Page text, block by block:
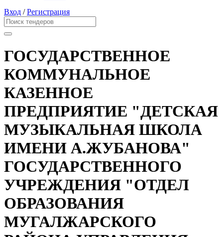
Вход /Регистрация
ГОСУДАРСТВЕННОЕ
КОММУНАЛЬНОЕ
КАЗЕННОЕ
ПРЕДПРИЯТИЕ "ДЕТСКАЯ
МУЗЫКАЛЬНАЯ ШКОЛА
ИМЕНИ А.ЖУБАНОВА"
ГОСУДАРСТВЕННОГО
УЧРЕЖДЕНИЯ "ОТДЕЛ
ОБРАЗОВАНИЯ
МУГАЛЖАРСКОГО